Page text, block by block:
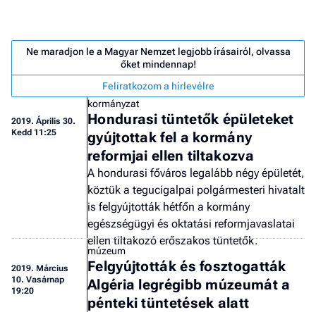
-
Ne maradjon le a Magyar Nemzet legjobb írásairól, olvassa
őket mindennap!
Feliratkozom a hírlevélre
2019. Április 30.
Kedd 11:25
kormányzat
Hondurasi tüntetők épületeket
gyújtottak fel a kormány
reformjai ellen tiltakozva
A hondurasi főváros legalább négy épületét,
köztük a tegucigalpai polgármesteri hivatalt
is felgyújtották hétfőn a kormány
egészségügyi és oktatási reformjavaslatai
ellen tiltakozó erőszakos tüntetők.
2019. Március
10. Vasárnap
19:20
múzeum
Felgyújtották és fosztogatták
Algéria legrégibb múzeumát a
pénteki tüntetések alatt